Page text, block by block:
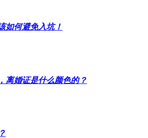
如何避免入坑！
离婚证是什么颜色的？